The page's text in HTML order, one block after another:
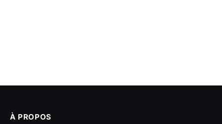
À PROPOS